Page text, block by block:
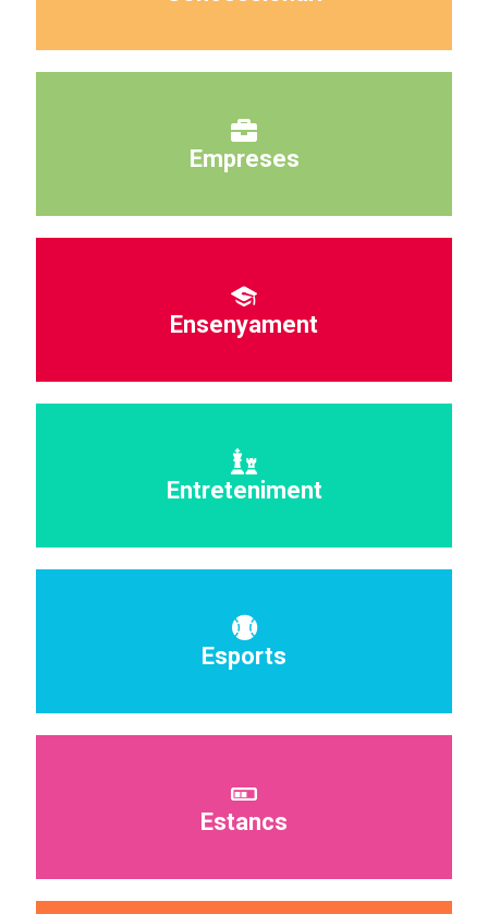
Empreses
Ensenyament
Entreteniment
Esports
Estancs